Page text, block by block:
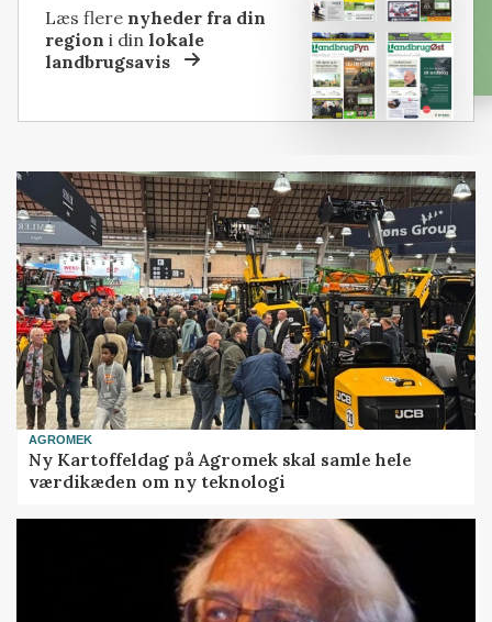
Læs flere nyheder fra din
region i dinlokale
landbrugsavis
AGROMEK
Ny Kartoffeldag på Agromek skal samle hele
værdikæden om ny teknologi